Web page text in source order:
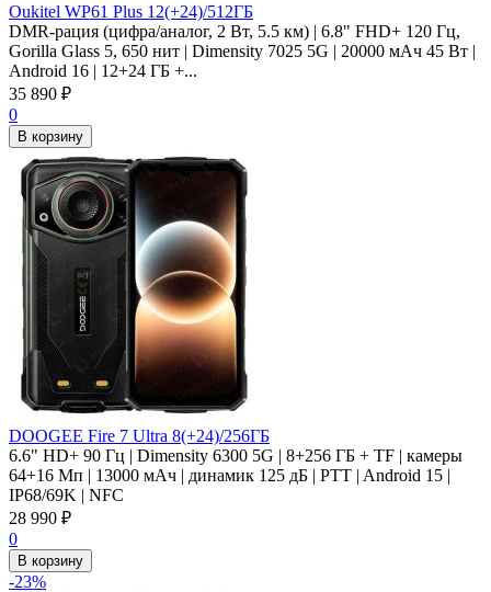
Oukitel WP61 Plus 12(+24)/512ГБ
DMR-рация (цифра/аналог, 2 Вт, 5.5 км) | 6.8" FHD+ 120 Гц,
Gorilla Glass 5, 650 нит | Dimensity 7025 5G | 20000 мАч 45 Вт |
Android 16 | 12+24 ГБ +...
35 890 ₽
0
В корзину
DOOGEE Fire 7 Ultra 8(+24)/256ГБ
6.6" HD+ 90 Гц | Dimensity 6300 5G | 8+256 ГБ + TF | камеры
64+16 Мп | 13000 мАч | динамик 125 дБ | PTT | Android 15 |
IP68/69K | NFC
28 990 ₽
0
В корзину
-23%